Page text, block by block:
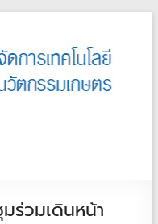
ร่วมเดินหน้า